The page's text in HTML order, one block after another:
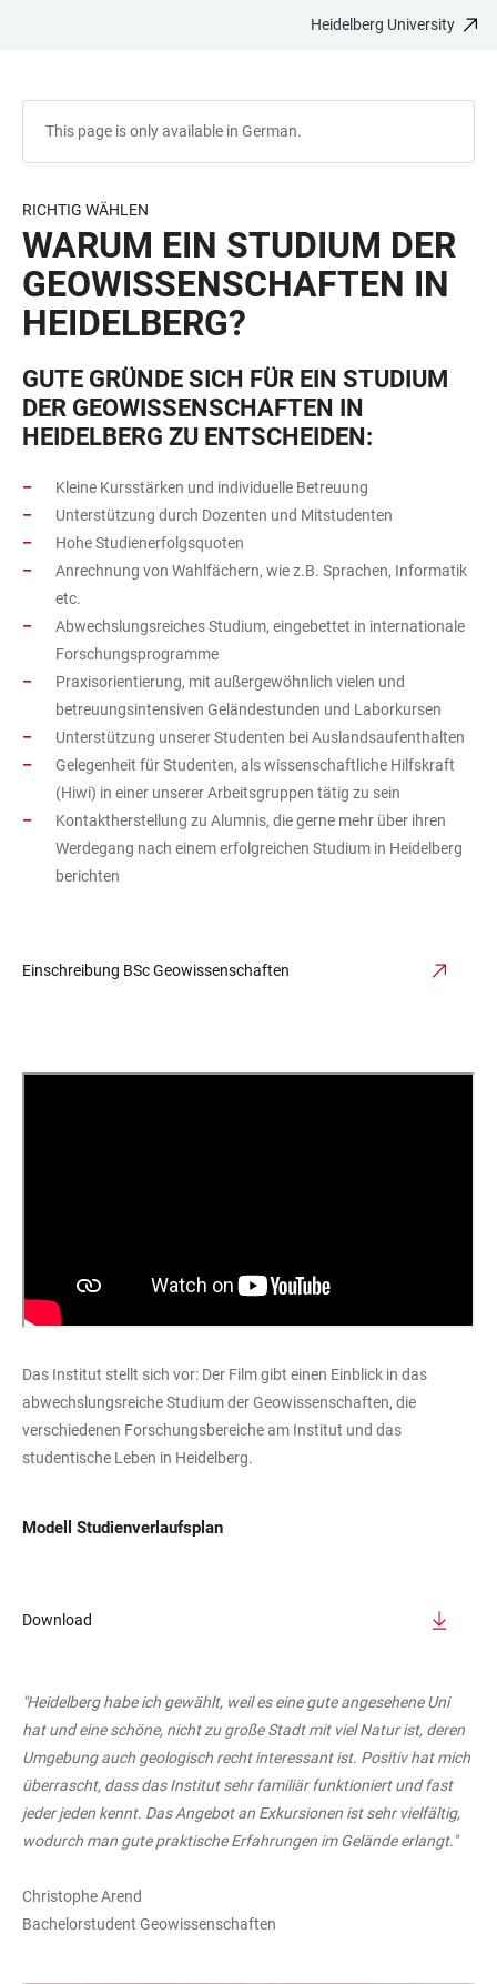
Heidelberg University
This page is only available in German.
RICHTIG WÄHLEN
WARUM EIN STUDIUM DER
GEOWISSENSCHAFTEN IN
HEIDELBERG?
GUTE GRÜNDE SICH FÜR EIN STUDIUM
DER GEOWISSENSCHAFTEN IN
HEIDELBERG ZU ENTSCHEIDEN:
Kleine Kursstärken und individuelle Betreuung
Unterstützung durch Dozenten und Mitstudenten
Hohe Studienerfolgsquoten
Anrechnung von Wahlfächern, wie z.B. Sprachen, Informatik
etc.
Abwechslungsreiches Studium, eingebettet in internationale
Forschungsprogramme
Praxisorientierung, mit außergewöhnlich vielen und
betreuungsintensiven Geländestunden und Laborkursen
Unterstützung unserer Studenten bei Auslandsaufenthalten
Gelegenheit für Studenten, als wissenschaftliche Hilfskraft
(Hiwi) in einer unserer Arbeitsgruppen tätig zu sein
Kontaktherstellung zu Alumnis, die gerne mehr über ihren
Werdegang nach einem erfolgreichen Studium in Heidelberg
berichten
Einschreibung BSc Geowissenschaften
Das Institut stellt sich vor: Der Film gibt einen Einblick in das
abwechslungsreiche Studium der Geowissenschaften, die
verschiedenen Forschungsbereiche am Institut und das
studentische Leben in Heidelberg.
Modell Studienverlaufsplan
Download
"Heidelberg habe ich gewählt, weil es eine gute angesehene Uni
hat und eine schöne, nicht zu große Stadt mit viel Natur ist, deren
Umgebung auch geologisch recht interessant ist. Positiv hat mich
überrascht, dass das Institut sehr familiär funktioniert und fast
jeder jeden kennt. Das Angebot an Exkursionen ist sehr vielfältig,
wodurch man gute praktische Erfahrungen im Gelände erlangt."
Christophe Arend
Bachelorstudent Geowissenschaften